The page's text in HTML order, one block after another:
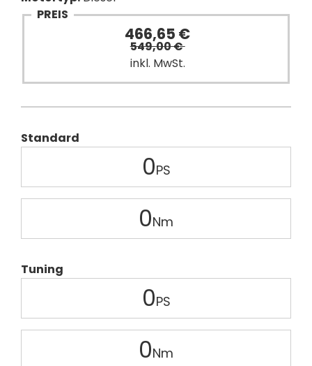
PREIS
466,65 €
549,00 €
inkl. MwSt.
Standard
0
0
Tuning
0
0